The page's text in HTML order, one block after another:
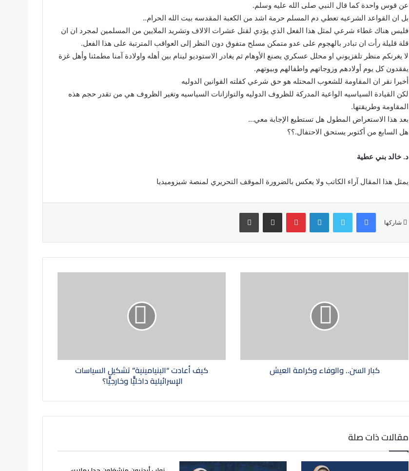
عن قوس واحدة كما قال النبي صلى الله عليه وسلم.
بل ان القواعد الشرعيه تعطي دم المسلم حرمة اشد من الكعبة المقدسه بيت الله الحرام..
فليس هناك غطاء شرعي لمثل هذا الفعل الذي يؤدي لقتل عشرات الالاف وتشريد الملايين من المسلمين لمجرد ان ان
قلة قليلة رأت ان تبادر بالهجوم على عدو متمكن مسلح متفوق دون النظر إلى العواقب المترتبة على هذا الفعل.
لا يغرنكم منظر تلفزيوني او محلل عسكري يصنع الأوهام ثم يغادر الاستوديو لينام بين أهله واولادة آمنا مطمئنا وأهل غزة
يفقدون كل يوم أولادهم وزوجاتهم واطفالهم وبيوتهم.
أخيرا نقر ان المقاومة للشعوب المحتله هو حق شرعي كفلته القوانين الدوليه
لكن القيادة السياسيه الواعية المدركة للظروف الدوليه والتوازانات السياسيه وتغير الظروف هي من تقدر حجم هذه
المقاومة وطريقتها.
بعد هذا الاستعراض المطول هل تستطيع الإجابة معي…
هل السابع من أكتوبر يستحق الاحتفال.؟؟
د. خالد بني عطية
يمثل هذا المقال آراء الكاتب ولا يعكس بالضرورة الموقف التحريري لمنصة شيزوميديا
شاركها
فيسبوك تويتر لينكدإن بينتيريستمشاركة عبر البريد طباعة
كبار السن.. والوفاء وكرامة العيش كيف أعادت “البنيامينية” تشكيل السياسات
الإسرائيلية داخليًّا وخارجيًّا؟
مقالات ذات صلة